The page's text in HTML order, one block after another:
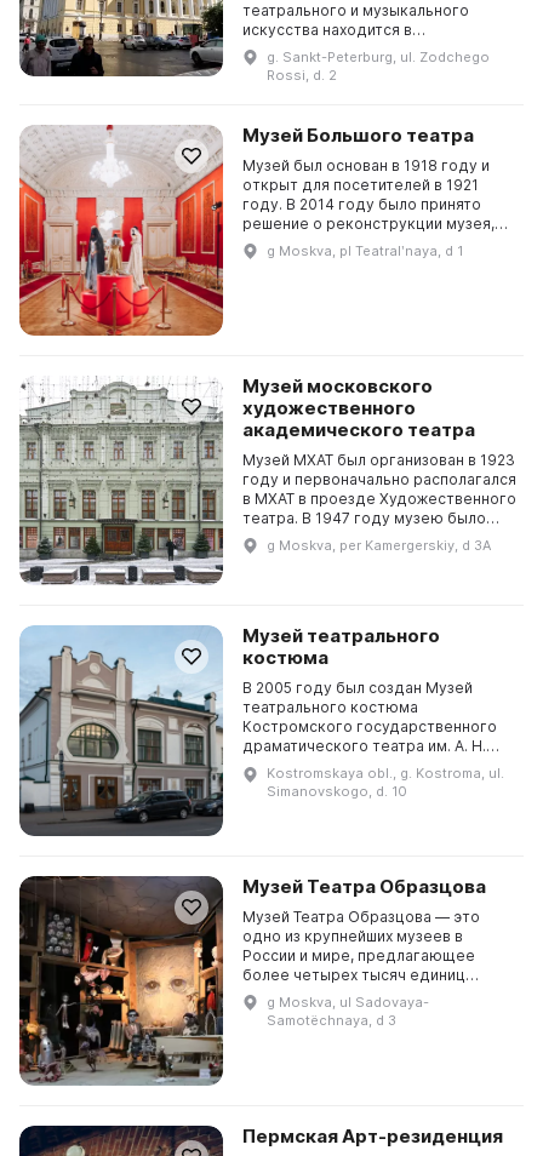
театрального и музыкального
искусства находится в
историческом центре города, в
здании, входящем в
Александринский ансамбль,
Росси....
g. Sankt-Peterburg, ul. Zodchego
Rossi, d. 2
Музей Большого театра
Музей был основан в 1918 году и
открыт для посетителей в 1921
году. В 2014 году было принято
решение о реконструкции музея,
которое было выполнено под
руководством известного
g Moskva, pl Teatralʹnaya, d 1
Музей московского
художественного
академического театра
Музей МХАТ был организован в 1923
году и первоначально располагался
в МХАТ в проезде Художественного
театра. В 1947 году музею было
предоставлено отдельное
помещение в доме № 3а. Фонды
g Moskva, per Kamergerskiy, d 3A
Музей театрального
костюма
В 2005 году был создан Музей
театрального костюма
Костромского государственного
драматического театра им. А. Н.
Островского. Этот музей был
создан на основе более чем
двухвековой коллекции
Kostromskaya obl., g. Kostroma, ul.
Simanovskogo, d. 10
Музей Театра Образцова
Музей Театра Образцова — это
одно из крупнейших музеев в
России и мире, предлагающее
более четырех тысяч единиц
хранения. Здесь собраны
произведения плеяды мастеров
искусства, литературы и театра во
g Moskva, ul Sadovaya-
Samotëchnaya, d 3
Пермская Арт-резиденция